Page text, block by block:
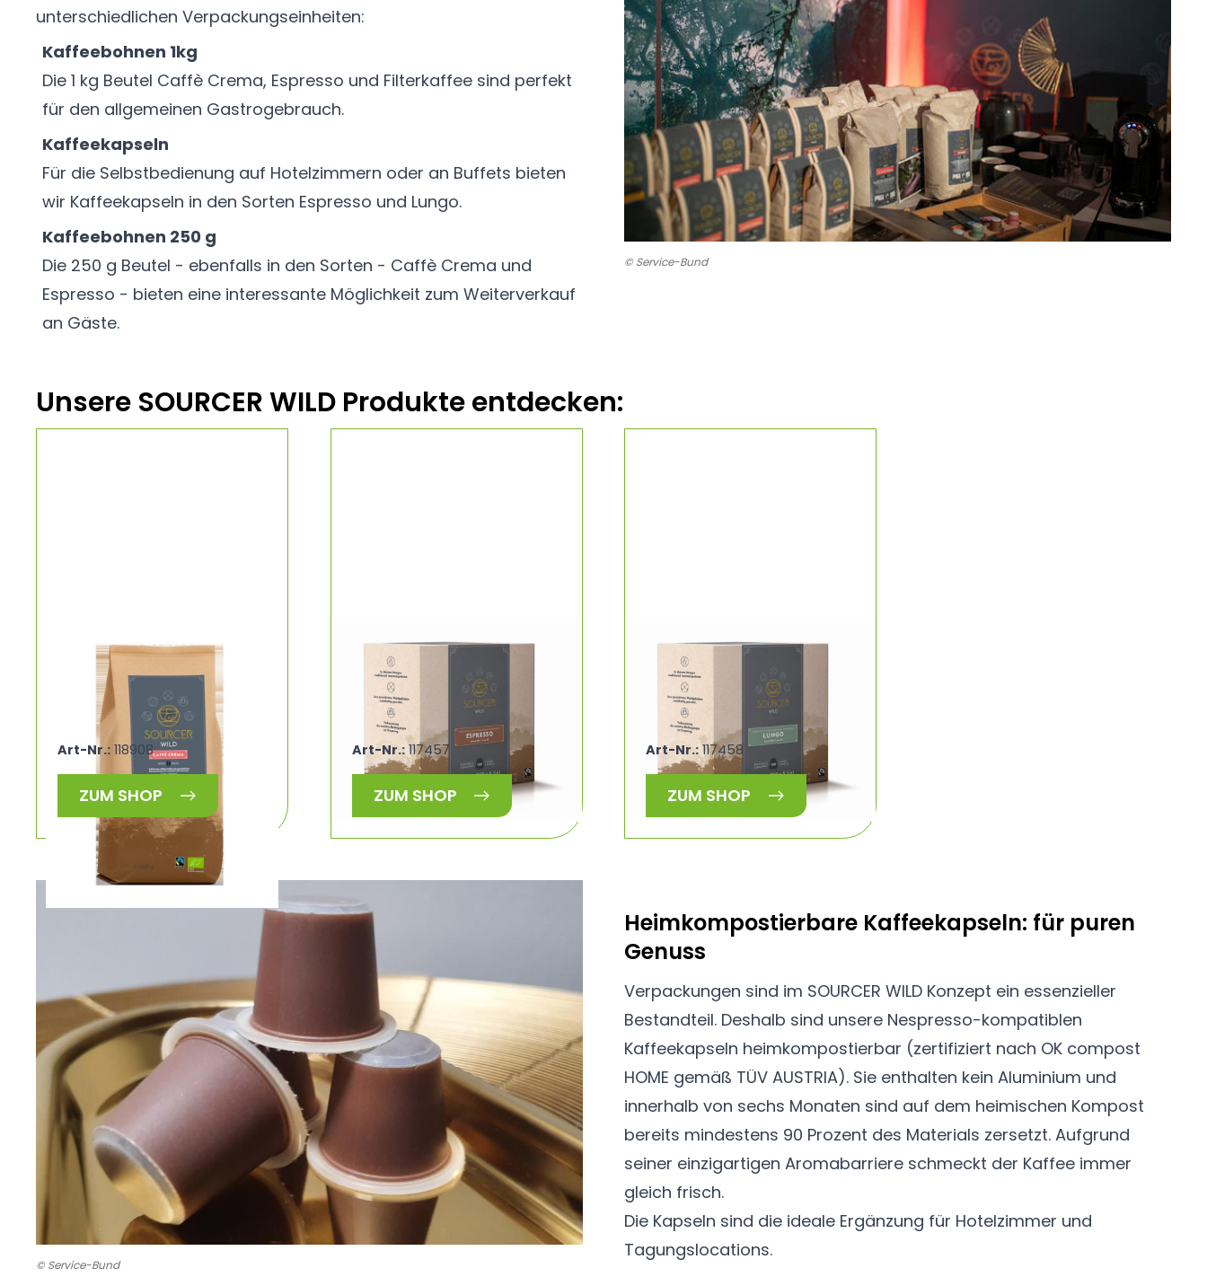
unterschiedlichen Verpackungseinheiten:
Kaffeebohnen 1kg
Die 1 kg Beutel Caffè Crema, Espresso und Filterkaffee sind perfekt
für den allgemeinen Gastrogebrauch.
Kaffeekapseln
Für die Selbstbedienung auf Hotelzimmern oder an Buffets bieten
wir Kaffeekapseln in den Sorten Espresso und Lungo.
Kaffeebohnen 250 g
Die 250 g Beutel - ebenfalls in den Sorten - Caffè Crema und
Espresso - bieten eine interessante Möglichkeit zum Weiterverkauf
an Gäste.
© Service-Bund
Unsere SOURCER WILD Produkte entdecken:
SOURCER Bio Wildkaffee
Caffé Crema ganze Bohne,
100% Arabica Fairtrade
SOURCER WILD 460523
Art-Nr.: 118908
ZUM SHOP
SOURCER Bio Wildkaffee
Kapseln Espresso Fairtrade
SOURCER WILD 460516
Art-Nr.:117457
ZUM SHOP
SOURCER Bio Wildkaffee
Kapseln Lungo Fairtrade
SOURCER WILD 460517
Art-Nr.:117458
ZUM SHOP
© Service-Bund
Heimkompostierbare Kaffeekapseln: für puren
Genuss
Verpackungen sind im SOURCER WILD Konzept ein essenzieller
Bestandteil. Deshalb sind unsere Nespresso-kompatiblen
Kaffeekapseln heimkompostierbar (zertifiziert nach OK compost
HOME gemäß TÜV AUSTRIA). Sie enthalten kein Aluminium und
innerhalb von sechs Monaten sind auf dem heimischen Kompost
bereits mindestens 90 Prozent des Materials zersetzt. Aufgrund
seiner einzigartigen Aromabarriere schmeckt der Kaffee immer
gleich frisch.
Die Kapseln sind die ideale Ergänzung für Hotelzimmer und
Tagungslocations.